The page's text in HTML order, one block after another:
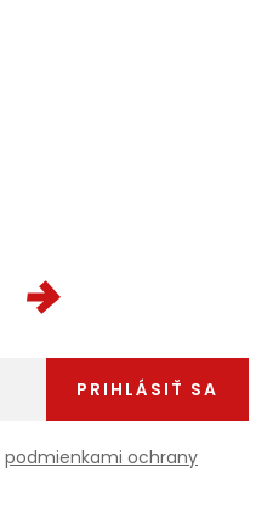
podmienkami ochrany
PRIHLÁSIŤ SA